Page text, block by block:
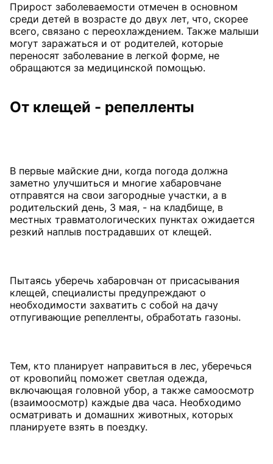
Прирост заболеваемости отмечен в основном
среди детей в возрасте до двух лет, что, скорее
всего, связано с переохлаждением. Также малыши
могут заражаться и от родителей, которые
переносят заболевание в легкой форме, не
обращаются за медицинской помощью.
От клещей - репелленты
В первые майские дни, когда погода должна
заметно улучшиться и многие хабаровчане
отправятся на свои загородные участки, а в
родительский день, 3 мая, - на кладбище, в
местных травматологических пунктах ожидается
резкий наплыв пострадавших от клещей.
Пытаясь уберечь хабаровчан от присасывания
клещей, специалисты предупреждают о
необходимости захватить с собой на дачу
отпугивающие репелленты, обработать газоны.
Тем, кто планирует направиться в лес, уберечься
от кровопийц поможет светлая одежда,
включающая головной убор, а также само­осмотр
(взаимоосмотр) каждые два часа. Необходимо
осматривать и домашних животных, которых
планируете взять в поездку.